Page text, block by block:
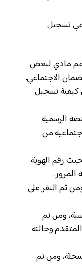
تسجيل
دعم مادي لبعض
الاجتماعي.
كيفية تسجيل
الرسمية
من
رقم الهوية
المرور.
ثم النقر على
ومن ثم
وحالته
ومن ثم